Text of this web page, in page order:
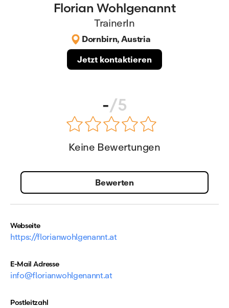
Florian Wohlgenannt
TrainerIn
Dornbirn, Austria
Jetzt kontaktieren
-/5
Keine Bewertungen
Bewerten
Webseite
https://florianwohlgenannt.at
E-Mail Adresse
info@florianwohlgenannt.at
Postleitzahl